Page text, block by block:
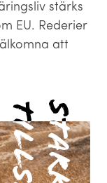
stärks
EU. Rederier
att